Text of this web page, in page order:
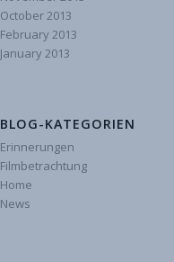
October 2013
February 2013
January 2013
BLOG-KATEGORIEN
Erinnerungen
Filmbetrachtung
Home
News